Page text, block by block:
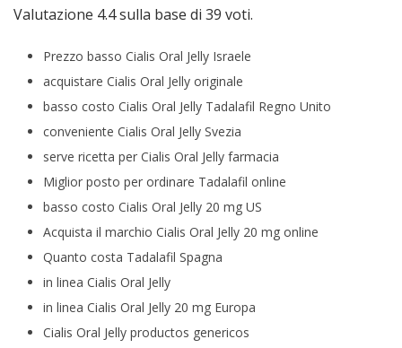
Valutazione 4.4sulla base di 39 voti.
Prezzo basso Cialis Oral Jelly Israele
acquistare Cialis Oral Jelly originale
basso costo Cialis Oral Jelly Tadalafil Regno Unito
conveniente Cialis Oral Jelly Svezia
serve ricetta per Cialis Oral Jelly farmacia
Miglior posto per ordinare Tadalafil online
basso costo Cialis Oral Jelly 20 mg US
Acquista il marchio Cialis Oral Jelly 20 mg online
Quanto costa Tadalafil Spagna
in linea Cialis Oral Jelly
in linea Cialis Oral Jelly 20 mg Europa
Cialis Oral Jelly productos genericos